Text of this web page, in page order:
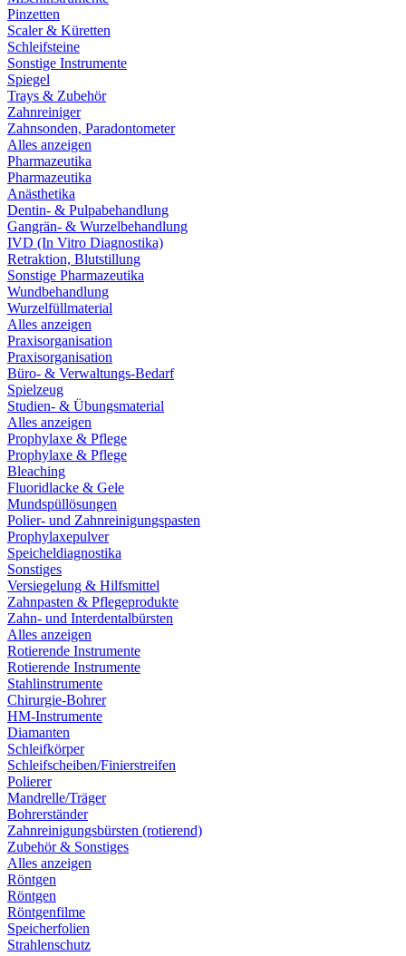
Pinzetten
Scaler & Küretten
Schleifsteine
Sonstige Instrumente
Spiegel
Trays & Zubehör
Zahnreiniger
Zahnsonden, Paradontometer
Alles anzeigen
Pharmazeutika
Pharmazeutika
Anästhetika
Dentin- & Pulpabehandlung
Gangrän- & Wurzelbehandlung
IVD (In Vitro Diagnostika)
Retraktion, Blutstillung
Sonstige Pharmazeutika
Wundbehandlung
Wurzelfüllmaterial
Alles anzeigen
Praxisorganisation
Praxisorganisation
Büro- & Verwaltungs-Bedarf
Spielzeug
Studien- & Übungsmaterial
Alles anzeigen
Prophylaxe & Pflege
Prophylaxe & Pflege
Bleaching
Fluoridlacke & Gele
Mundspüllösungen
Polier- und Zahnreinigungspasten
Prophylaxepulver
Speicheldiagnostika
Sonstiges
Versiegelung & Hilfsmittel
Zahnpasten & Pflegeprodukte
Zahn- und Interdentalbürsten
Alles anzeigen
Rotierende Instrumente
Rotierende Instrumente
Stahlinstrumente
Chirurgie-Bohrer
HM-Instrumente
Diamanten
Schleifkörper
Schleifscheiben/Finierstreifen
Polierer
Mandrelle/Träger
Bohrerständer
Zahnreinigungsbürsten (rotierend)
Zubehör & Sonstiges
Alles anzeigen
Röntgen
Röntgen
Röntgenfilme
Speicherfolien
Strahlenschutz